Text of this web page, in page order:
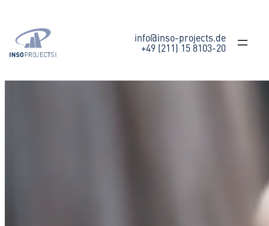
springen
info@inso-projects.de
+49 (211) 15 8103-20